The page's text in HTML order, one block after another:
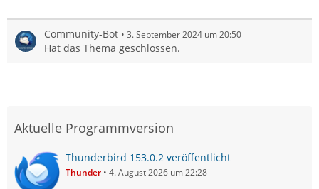
Community-Bot 3. September 2024 um 20:50
Hat das Thema geschlossen.
Aktuelle Programmversion
Thunderbird 153.0.2 veröffentlicht
Thunder 4. August 2026 um 22:28